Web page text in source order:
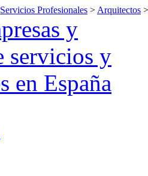
Servicios Profesionales > Arquitectos